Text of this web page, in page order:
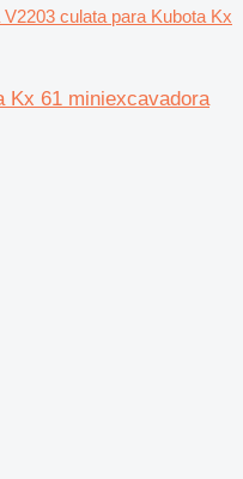
V2203 culata para Kubota Kx
Kx 61 miniexcavadora